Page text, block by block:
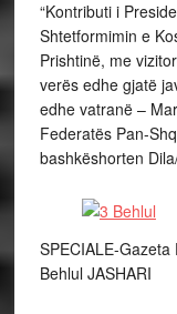
“Kontributi i
Shtetformimin e
Prishtinë, me
verës edhe gjatë
edhe vatranë –
Federatës Pan-
bashkëshorten
SPECIALE-
Behlul JASHARI